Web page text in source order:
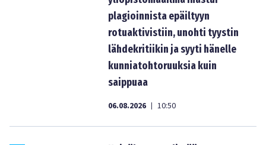
plagioinnista epäiltyyn
rotuaktivistiin, unohti tyystin
lähdekritiikin ja syyti hänelle
kunniatohtoruuksia kuin
saippuaa
06.08.2026 | 10:50